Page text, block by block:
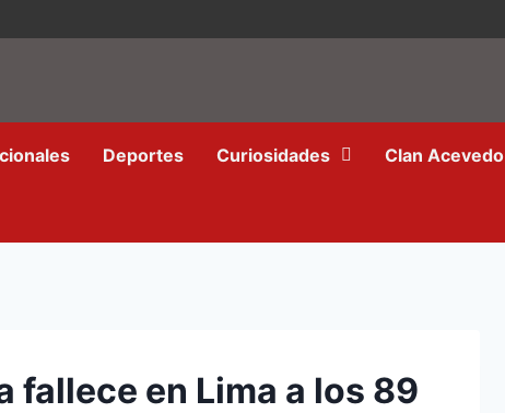
Deportes Curiosidades Clan Acevedo
fallece en Lima a los 89